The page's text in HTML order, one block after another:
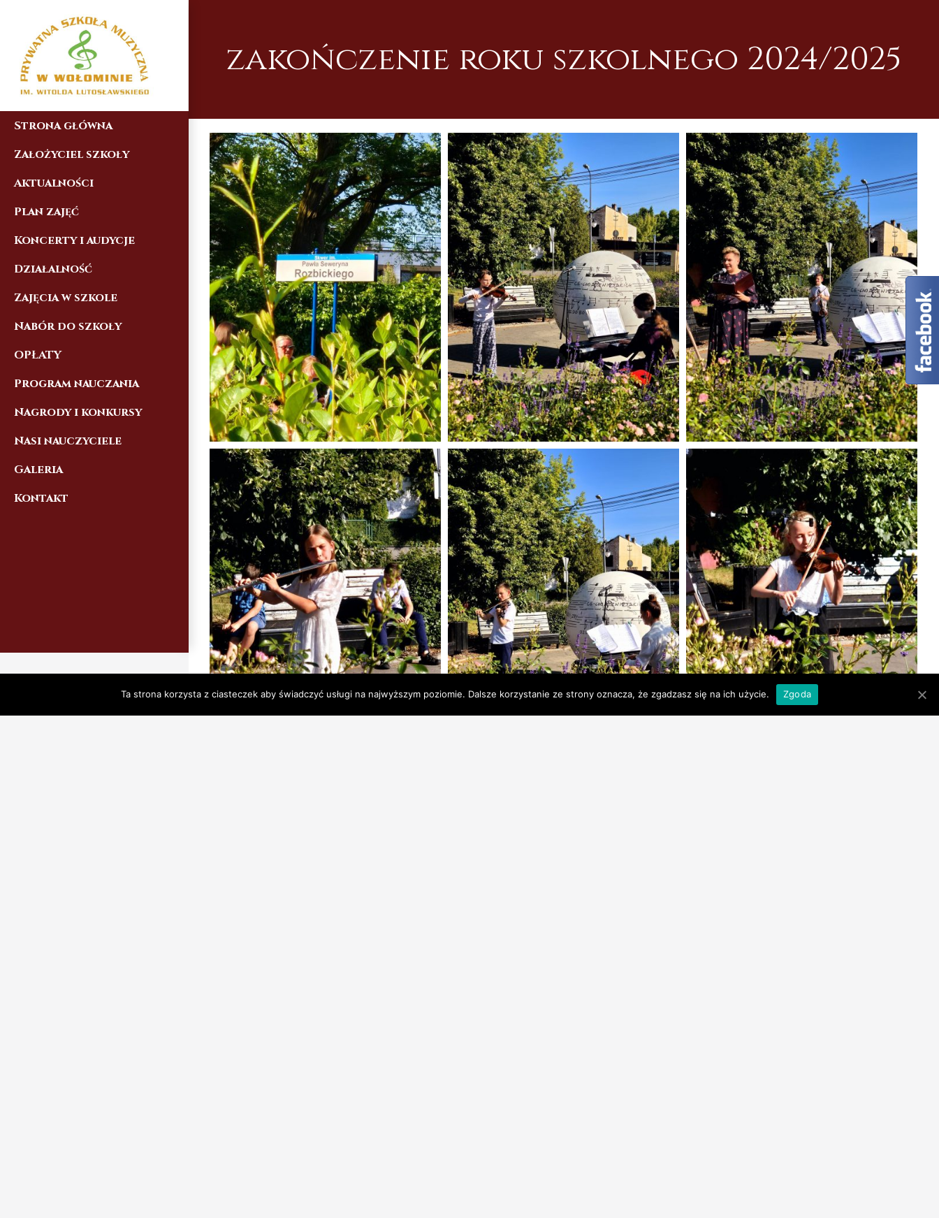
content
Strona główna
Założyciel szkoły
Aktualności
Plan zajęć
Koncerty i audycje
Działalność
Zajęcia w szkole
Nabór do szkoły
OPŁATY
Program nauczania
Nagrody i konkursy
Nasi nauczyciele
Galeria
Kontakt
zakończenie roku szkolnego 2024/2025
Ta strona korzysta z ciasteczek aby świadczyć usługi na najwyższym poziomie. Dalsze korzystanie ze strony oznacza, że zgadzasz się na ich użycie. Zgoda